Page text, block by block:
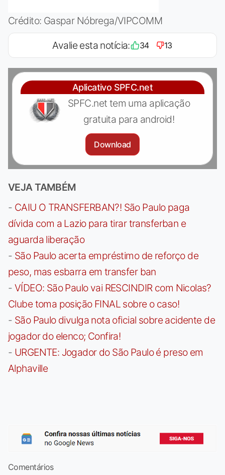
Crédito: Gaspar Nóbrega/VIPCOMM
Avalie esta notícia: 34 13
Aplicativo SPFC.net
SPFC.net tem uma aplicação
gratuita para android!
Download
VEJA TAMBÉM
- CAIU O TRANSFERBAN?! São Paulo paga
dívida com a Lazio para tirar transferban e
aguarda liberação
- São Paulo acerta empréstimo de reforço de
peso, mas esbarra em transfer ban
- VÍDEO: São Paulo vai RESCINDIR com Nicolas?
Clube toma posição FINAL sobre o caso!
- São Paulo divulga nota oficial sobre acidente de
jogador do elenco; Confira!
- URGENTE: Jogador do São Paulo é preso em
Alphaville
Comentários